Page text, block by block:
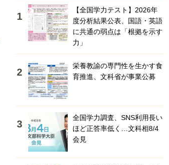
【全国学力テスト】2026年
度分析結果公表、国語・英語
に共通の弱点は「根拠を示す
力」
栄養教諭の専門性を生かす食
育推進、文科省が事業公募
全国学力調査、SNS利用長い
ほど正答率低く…文科相8/4
会見